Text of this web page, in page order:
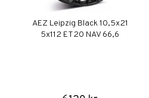
AEZ Leipzig Black 10,5x21
5x112 ET20 NAV 66,6